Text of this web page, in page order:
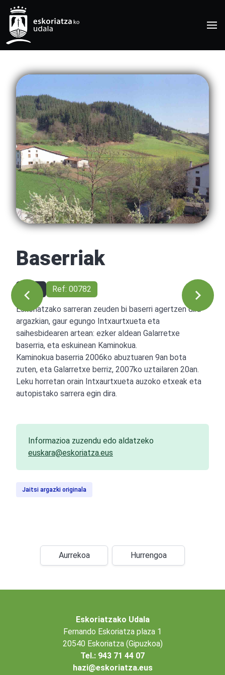
Baserriak
1993 Ref: 00782
Eskoriatzako sarreran zeuden bi baserri agertzen dira
argazkian, gaur egungo Intxaurtxueta eta
saihesbidearen artean: ezker aldean Galarretxe
baserria, eta eskuinean Kaminokua.
Kaminokua baserria 2006ko abuztuaren 9an bota
zuten, eta Galarretxe berriz, 2007ko uztailaren 20an.
Leku horretan orain Intxaurtxueta auzoko etxeak eta
autopistako sarrera egin dira.
Informazioa zuzendu edo aldatzeko
euskara@eskoriatza.eus
Jaitsi argazki originala
Aurrekoa Hurrengoa
Eskoriatzako Udala
Fernando Eskoriatza plaza 1
20540 Eskoriatza (Gipuzkoa)
Tel.: 943 71 44 07
hazi@eskoriatza.eus